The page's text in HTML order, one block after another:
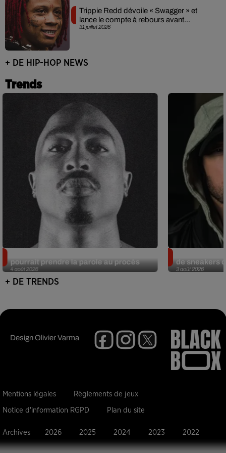
31 juillet 2026
Trippie Redd dévoile « Swagger » et
lance le compte à rebours avant...
+ DE HIP-HOP NEWS
Trends
4 août 2026
pourrait prendre la parole au procès
3 août 2026
de sneakers
+ DE TRENDS
DesignOlivier Varma
Mentions légales Règlements de jeux
Notice d'information RGPD Plan du site
Archives 2026 2025 2024 2023 2022